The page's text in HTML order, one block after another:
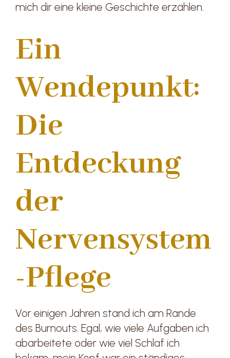
mich dir eine kleine Geschichte erzählen.
Ein
Wendepunkt:
Die
Entdeckung
der
Nervensystem
-Pflege
Vor einigen Jahren stand ich am Rande
des Burnouts. Egal, wie viele Aufgaben ich
abarbeitete oder wie viel Schlaf ich